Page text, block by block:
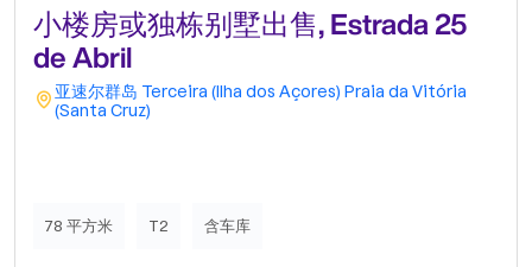
小楼房或独栋别墅出售, Estrada 25
de Abril
亚速尔群岛 Terceira (Ilha dos Açores) Praia da Vitória
(Santa Cruz)
78 平方米 T2 含车库